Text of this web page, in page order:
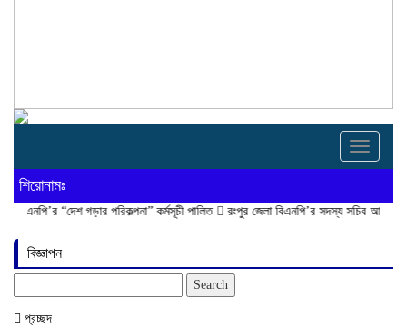
Toggle
শিরোনামঃ
“দেশ গড়ার পরিকল্পনা” কর্মসূচী পালিত রংপুর জেলা বিএনপি’র সদস্য সচিব আনিসুর রহমান লাকু
বিজ্ঞাপন
for:
প্রচ্ছদ